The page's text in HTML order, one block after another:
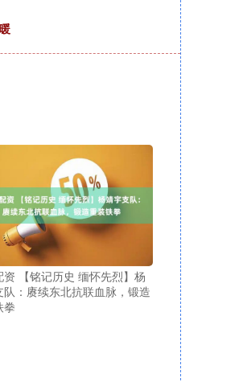
资 【铭记历史 缅怀先烈】杨
队：赓续东北抗联血脉，锻造
拳